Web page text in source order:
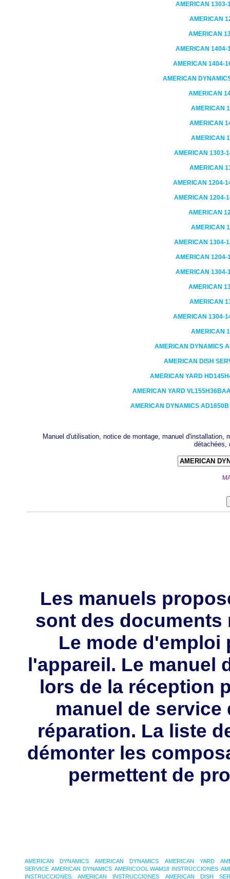
AMERICAN 1303-
AMERICAN
AMERICAN
AMERICAN 1404-
AMERICAN 1404-
AMERICAN
AMERICAN
AMERICAN
AMERICAN
AMERICAN
AMERICAN 1303-
AMERICAN
AMERICAN 1204-
AMERICAN 1204-
AMERICAN
AMERICAN
AMERICAN 1304-
AMERICAN 1204-
AMERICAN 1304-
AMERICAN
AMERICAN
AMERICAN 1304-
AMERICAN
AMERICAN DYNAMICS
AMERICAN DISH
AMERICAN YARD
AMERICAN YARD
AMERICAN DYNAMICS
Manuel d'utilisation, notice de montage, manuel
détachées,
Les manuels
sont des documents
Le mode d'emploi
l'appareil. Le manuel
lors de la réception
manuel de
réparation. La liste
démonter les
permettent de
AMERICAN DYNAMICS AMERICAN DYNAMICS AMERICAN YARD
SERVICE AMERICAN DYNAMICS AMERICOOL WAM18 INSTRUCCIONES
INSTRUCCIONES
AMERICAN INSTRUCCIONES AMERICAN DISH